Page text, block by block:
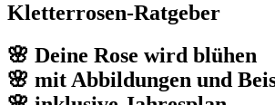
Kletterrosen-Ratgeber
🌸 Deine Rose wird blühen
🌸 mit Abbildungen und